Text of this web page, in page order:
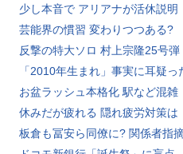
少し本音で アリアナが活休説明
芸能界の慣習 変わりつつある?
反撃の特大ソロ 村上宗隆25号弾
「2010年生まれ」事実に耳疑っ
お盆ラッシュ本格化 駅など混雑
休みだが疲れる 隠れ疲労対策は
板倉も冨安ら同僚に? 関係者指